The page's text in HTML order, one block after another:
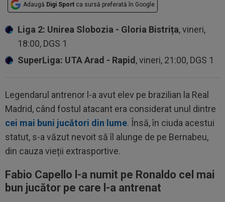
Adaugă Digi Sport ca sursă preferată în Google
Liga 2: Unirea Slobozia - Gloria Bistrița, vineri,
18:00, DGS 1
SuperLiga: UTA Arad - Rapid, vineri, 21:00, DGS 1
Legendarul antrenor l-a avut elev pe brazilian la Real
Madrid, când fostul atacant era considerat unul dintre
cei mai buni jucători din lume. Însă, în ciuda acestui
statut, s-a văzut nevoit să îl alunge de pe Bernabeu,
din cauza vieții extrasportive.
Fabio Capello l-a numit pe Ronaldo cel mai
bun jucător pe care l-a antrenat